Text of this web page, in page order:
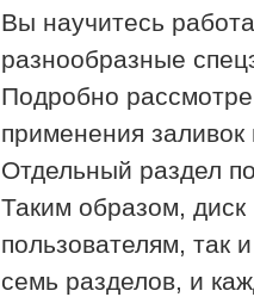
Вы научитесь
разнообразные
Подробно
применения
Отдельный раздел
Таким образом,
пользователям, так
семь разделов, и